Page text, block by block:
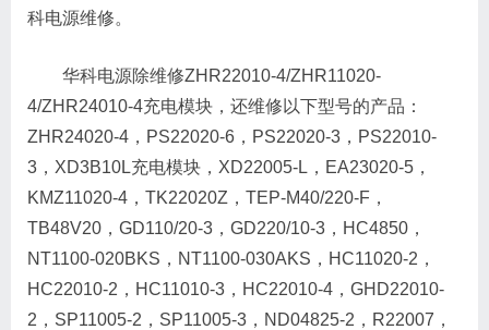
科电源维修。
华科电源除维修ZHR22010-4/ZHR11020-
4/ZHR24010-4充电模块，还维修以下型号的产品：
ZHR24020-4，PS22020-6，PS22020-3，PS22010-
3，XD3B10L充电模块，XD22005-L，EA23020-5，
KMZ11020-4，TK22020Z，TEP-M40/220-F，
TB48V20，GD110/20-3，GD220/10-3，HC4850，
NT1100-020BKS，NT1100-030AKS，HC11020-2，
HC22010-2，HC11010-3，HC22010-4，GHD22010-
2，SP11005-2，SP11005-3，ND04825-2，R22007，